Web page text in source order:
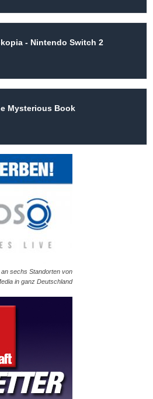
- Nintendo Switch 2
Mysterious Book
sechs Standorten von
in ganz Deutschland